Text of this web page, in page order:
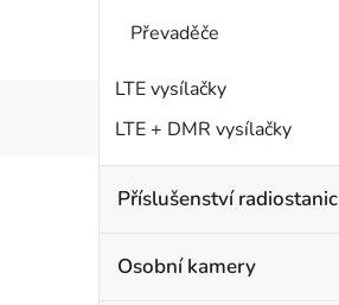
Převaděče
LTE vysílačky
LTE + DMR vysílačky
Příslušenství radiostanic
Osobní kamery